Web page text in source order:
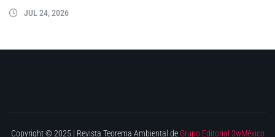
JUL 24, 2026
Copyright © 2025 | Revista Teorema Ambiental de Grupo Editorial 3wMéxico